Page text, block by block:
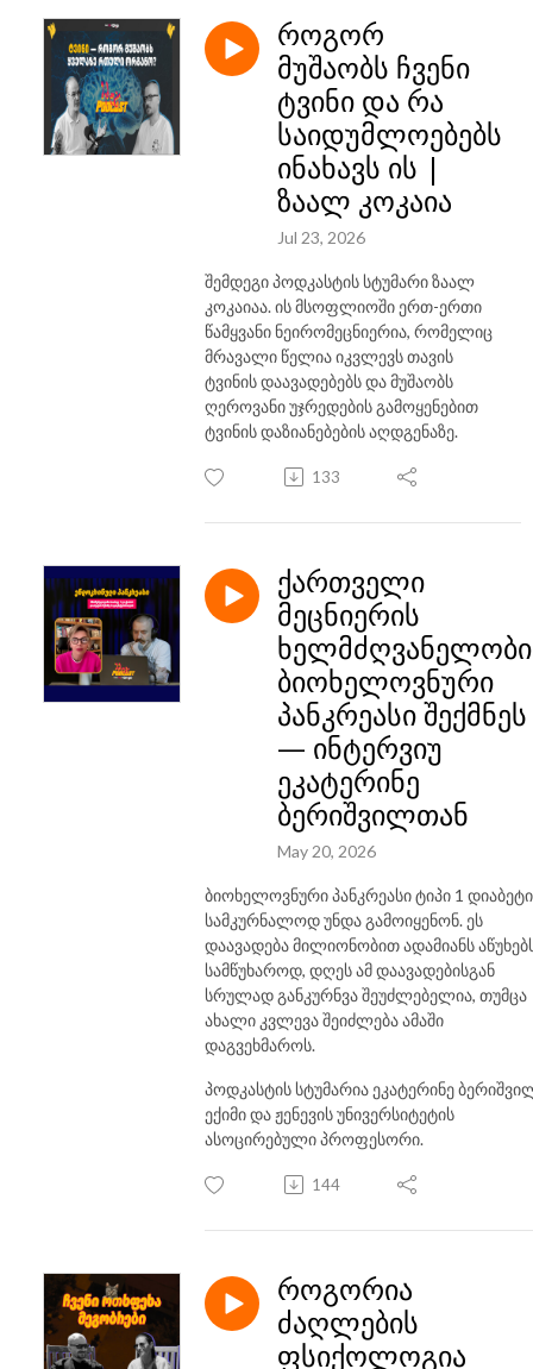
როგორ
მუშაობს ჩვენი
ტვინი და რა
საიდუმლოებებს
ინახავს ის |
ზაალ კოკაია
Jul 23, 2026
შემდეგი პოდკასტის სტუმარი ზაალ
კოკაიაა. ის მსოფლიოში ერთ-ერთი
წამყვანი ნეირომეცნიერია, რომელიც
მრავალი წელია იკვლევს თავის
ტვინის დაავადებებს და მუშაობს
ღეროვანი უჯრედების გამოყენებით
ტვინის დაზიანებების აღდგენაზე.
133
ქართველი
მეცნიერის
ბიოხელოვნური
პანკრეასი შექმნეს
— ინტერვიუ
ეკატერინე
ბერიშვილთან
May 20, 2026
ბიოხელოვნური პანკრეასი ტიპი 1
სამკურნალოდ უნდა გამოიყენონ. ეს
დაავადება მილიონობით ადამიანს
სამწუხაროდ, დღეს ამ დაავადებისგან
სრულად განკურნვა შეუძლებელია, თუმცა
ახალი კვლევა შეიძლება ამაში
დაგვეხმაროს.
პოდკასტის სტუმარია ეკატერინე
ექიმი და ჟენევის უნივერსიტეტის
ასოცირებული პროფესორი.
144
როგორია
ძაღლების
ფსიქოლოგია